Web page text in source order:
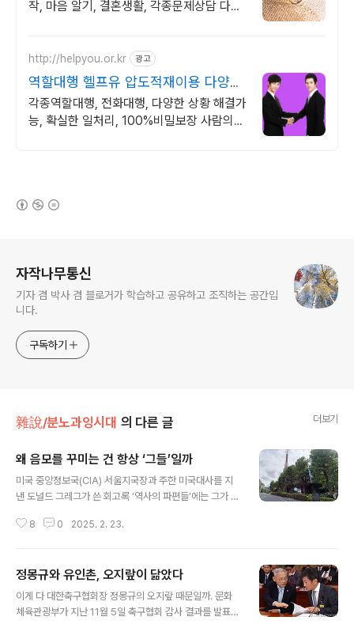
작, 마음 알기, 결혼생활, 각종문제상담 다양
http://helpyou.or.kr 광고
역할대행 헬프유 압도적재이용 다양하
고 어려운 상황해결가능
각종역할대행, 전화대행, 다양한 상황 해결가
능, 확실한 일처리, 100%비밀보장 사람의
자작나무통신
기자 겸 박사 겸 블로거가 학습하고 공유하고 조직하는 공간입
니다.
구독하기
雜說/분노과잉시대 의 다른 글 더보기
왜 음모를 꾸미는 건 항상 ‘그들’일까
미국 중앙정보국(CIA) 서울지국장과 주한 미국대사를 지
낸 도널드 그레그가 쓴 회고록 ‘역사의 파편들’에는 그가 1
대처가 늦었던 것에 사과한다”고 말하는 장면이 등장한다.
5·18 광주민주화운동 이후 ‘미국이 광주학살을 방조했다’
혹은 ‘미국이 쿠데타 주동세력의 배후’라는 비판이 거셌다.
그레그를 만난 시민대표들 역시 미국 책임론을 거론하면서
8 0 2025. 2. 23.
정몽규와 유인촌, 오지랖이 닮았다
이게 다 대한축구협회장 정몽규의 오지랖 때문일까. 문화
체육관광부가 지난 11월 5일 축구협회 감사 결과를 발표했